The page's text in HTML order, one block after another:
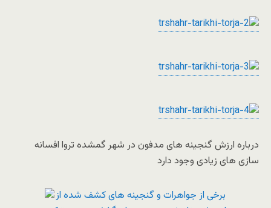
درباره ارزش گنجینه های مدفون در شهر گمشده تروا افسانه
سازی های زیادی وجود دارد